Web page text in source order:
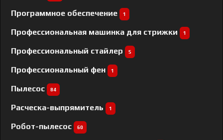
Программное обеспечение 1
Профессиональная машинка для стрижки 1
Профессиональный cтайлер 5
Профессиональный фен 1
Пылесос 84
Расческа-выпрямитель 1
Робот-пылесос 60